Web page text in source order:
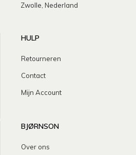
Zwolle, Nederland
HULP
Retourneren
Contact
Mijn Account
BJØRNSON
Over ons